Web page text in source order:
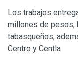
Los trabajos
millones de pesos,
tabasqueños,
Centro y Centla